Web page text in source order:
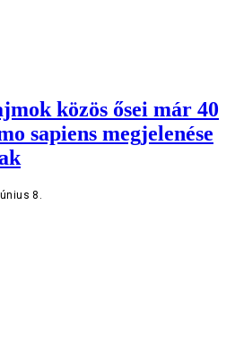
közös ősei már 40
sapiens megjelenése
8.